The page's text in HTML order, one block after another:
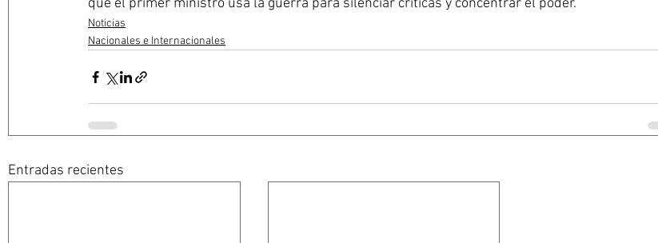
que el primer ministro usa la guerra para silenciar críticas y concentrar el poder.
Noticias
Nacionales e Internacionales
Entradas recientes